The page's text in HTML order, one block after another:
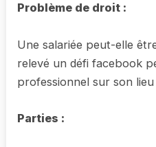
Problème de droit :
Une salariée peut-elle
relevé un défi facebook
professionnel sur son
Parties :